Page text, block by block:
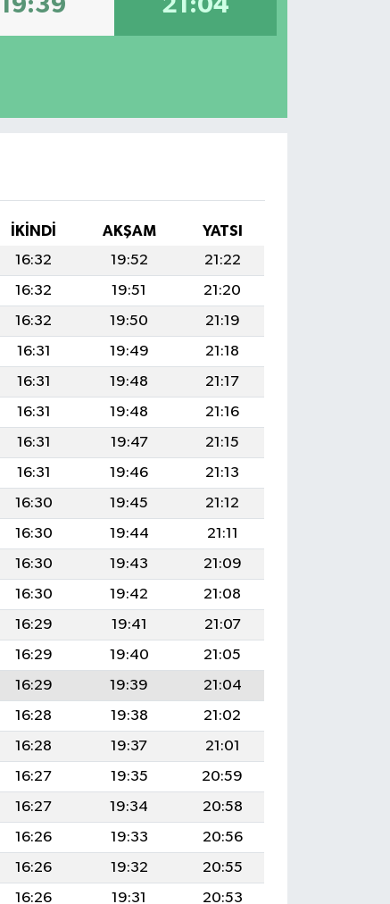
İKINDI AKŞAM
YATSI
16:32 19:52
21:22
16:32 19:51
21:20
16:32 19:50
21:19
16:31 19:49
21:18
16:31 19:48
21:17
16:31 19:48
21:16
16:31 19:47
21:15
16:31 19:46
21:13
16:30 19:45
21:12
16:30 19:44
21:11
16:30 19:43
21:09
16:30 19:42
21:08
16:29 19:41
21:07
16:29 19:40
21:05
16:29 19:39
21:04
16:28 19:38
21:02
16:28 19:37
21:01
16:27 19:35
20:59
16:27 19:34
20:58
16:26 19:33
20:56
16:26 19:32
20:55
16:26 19:31
20:53